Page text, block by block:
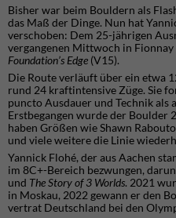
Bisher war beim Bouldern als
das Maß der Dinge. Nun hat
verschoben: Dem 25-jährigen
vergangenen Mittwoch in
Foundation’s Edge (V15).
Die Route verläuft über ein etwa
rund 24 kraftintensive Züge. Sie
puncto Ausdauer und Technik als
Erstbegangen wurde der Boulder
haben Größen wie Shawn
und viele weitere die Linie
Yannick Flohé, der aus Aachen
im 8C+-Bereich bezwungen,
und The Story of 3 Worlds. 2021
in Moskau, 2022 gewann er den
vertrat Deutschland bei den